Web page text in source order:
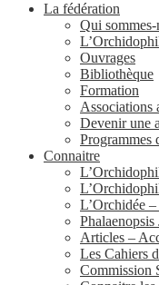
La fédération
Qui sommes-
Ouvrages
Bibliothèque
Formation
Associations
Devenir une
Programmes
Connaitre
L’Orchidée –
Articles –
Les Cahiers
Commission